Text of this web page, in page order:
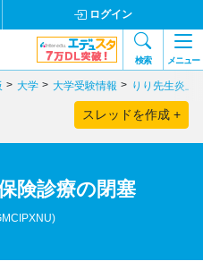
ログイン
検索 メニュー
大学 大学受験情報 りり先生炎上
スレッドを作成 +
険診療の閉塞